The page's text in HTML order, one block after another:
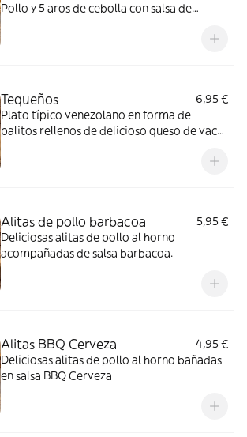
Pollo y 5 aros de cebolla con salsa de
Tequeños
6,95 €
Plato típico venezolano en forma de
palitos rellenos de delicioso queso de vaca
Alitas de pollo barbacoa
5,95 €
Deliciosas alitas de pollo al horno
acompañadas de salsa barbacoa.
Alitas BBQ Cerveza
4,95 €
Deliciosas alitas de pollo al horno bañadas
en salsa BBQ Cerveza